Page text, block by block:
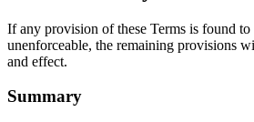
If any provision of these Terms is found
unenforceable, the remaining provisions
and effect.
Summary